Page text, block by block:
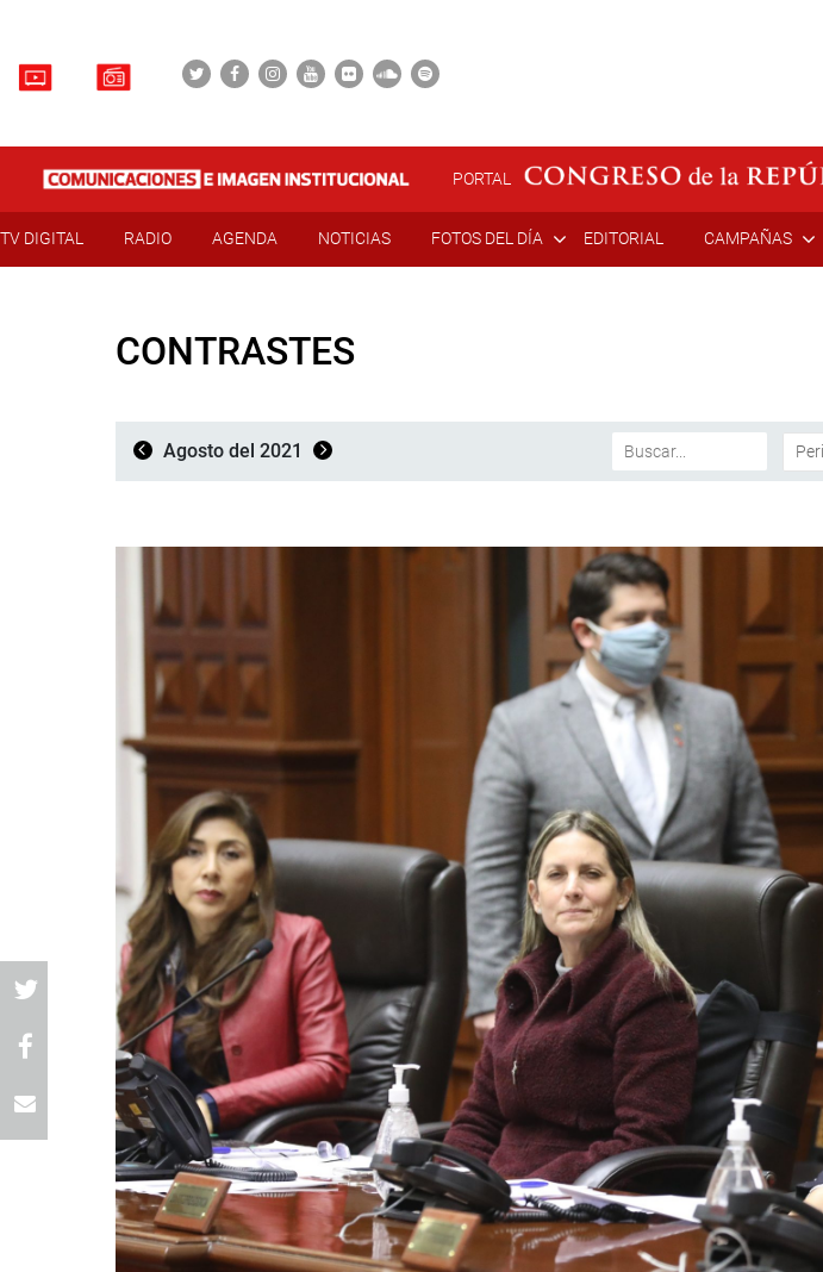
PORTAL
TV DIGITAL RADIO AGENDA NOTICIAS FOTOS DEL DÍA EDITORIAL CAMPAÑAS
CONTRASTES
Agosto del 2021